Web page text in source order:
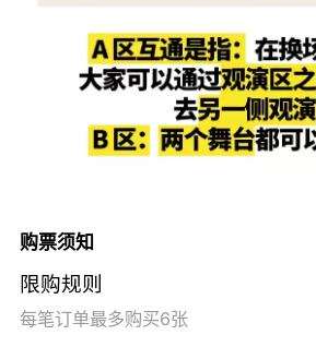
购票须知
限购规则
每笔订单最多购买6张